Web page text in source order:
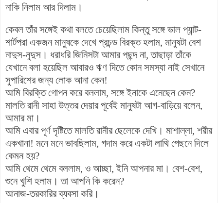
নাকি নিলাম আর দিলাম।
কেবল তাঁর সঙ্গেই কথা বলতে চেয়েছিলাম কিন্তু সঙ্গে ভাল প্যান্ট-
শার্টপরা একজন মানুষকে দেখে প্রচন্ড বিরক্ত হলাম, মানুষটা বেশ
নাদুস-নুদুস। ধরাধরি জিনিসটা আমার পছন্দ না, তাছাড়া তাঁকে
যেখানে বলা হয়েছিল আবারও ঋণ দিতে কোন সমস্যা নাই সেখানে
সুপারিশের জন্য লোক আনা কেন!
আমি বিরক্তি গোপন করে বললাম, সঙ্গে ইনাকে এনেছেন কেন?
মালতি রানী সাহা উত্তর দেয়ার পূর্বেই মানুষটা আগ-বাড়িয়ে বলেন,
আমার মা।
আমি এবার পূর্ণ দৃষ্টিতে মালতি রানীর ছেলেকে দেখি। মাশাল্লা, শরীর
একখানা! মনে মনে ভাবছিলাম, গদাম করে একটা লাথি পেছনে দিলে
কেমন হয়?
আমি থেমে থেমে বললাম, ও আচ্ছা, ইনি আপনার মা। বেশ-বেশ,
শুনে খুশি হলাম। তা আপনি কি করেন?
আনাজ-তরকারির ব্যবসা করি।